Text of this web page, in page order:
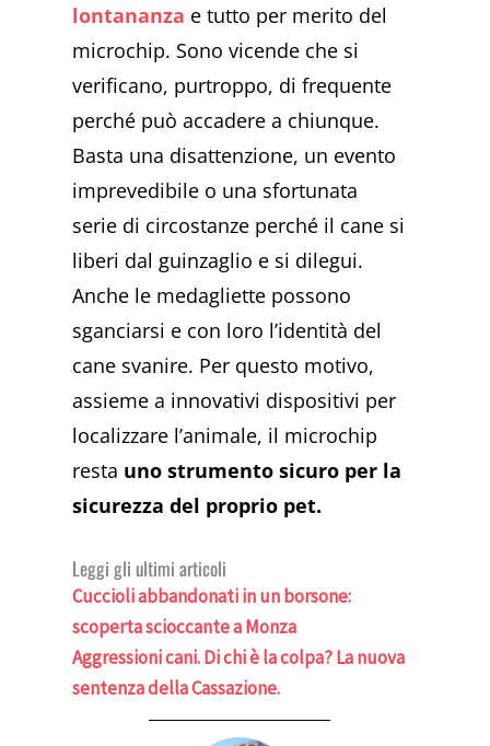
lontananza e tutto per merito del
microchip. Sono vicende che si
verificano, purtroppo, di frequente
perché può accadere a chiunque.
Basta una disattenzione, un evento
imprevedibile o una sfortunata
serie di circostanze perché il cane si
liberi dal guinzaglio e si dilegui.
Anche le medagliette possono
sganciarsi e con loro l’identità del
cane svanire. Per questo motivo,
assieme a innovativi dispositivi per
localizzare l’animale, il microchip
resta uno strumento sicuro per la
sicurezza del proprio pet.
Leggi gli ultimi articoli
Cuccioli abbandonati in un borsone:
scoperta scioccante a Monza
Aggressioni cani. Di chi è la colpa? La nuova
sentenza della Cassazione.